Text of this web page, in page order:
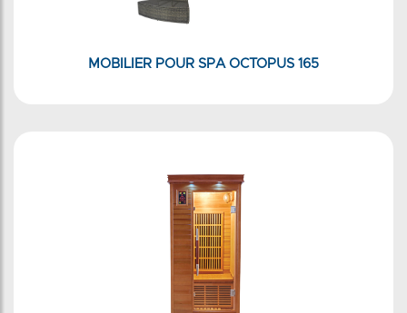
MOBILIER POUR SPA OCTOPUS 165